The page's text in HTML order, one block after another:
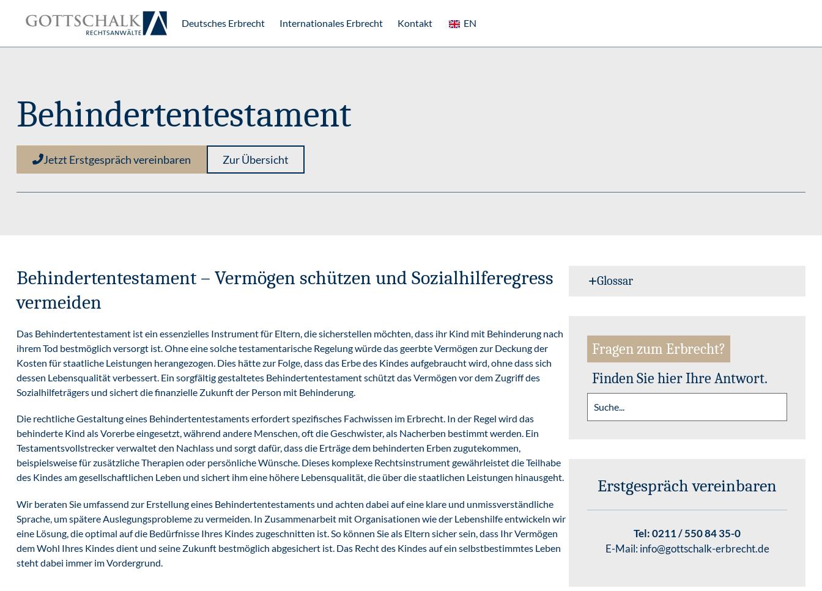
Deutsches Erbrecht Internationales Erbrecht Kontakt EN
Behindertentestament
Jetzt Erstgespräch vereinbaren Zur Übersicht
Behindertentestament – Vermögen schützen und Sozialhilferegress
vermeiden
Das Behindertentestament ist ein essenzielles Instrument für Eltern, die sicherstellen möchten, dass ihr Kind mit Behinderung nach
ihrem Tod bestmöglich versorgt ist. Ohne eine solche testamentarische Regelung würde das geerbte Vermögen zur Deckung der
Kosten für staatliche Leistungen herangezogen. Dies hätte zur Folge, dass das Erbe des Kindes aufgebraucht wird, ohne dass sich
dessen Lebensqualität verbessert. Ein sorgfältig gestaltetes Behindertentestament schützt das Vermögen vor dem Zugriff des
Sozialhilfeträgers und sichert die finanzielle Zukunft der Person mit Behinderung.
Die rechtliche Gestaltung eines Behindertentestaments erfordert spezifisches Fachwissen im Erbrecht. In der Regel wird das
behinderte Kind als Vorerbe eingesetzt, während andere Menschen, oft die Geschwister, als Nacherben bestimmt werden. Ein
Testamentsvollstrecker verwaltet den Nachlass und sorgt dafür, dass die Erträge dem behinderten Erben zugutekommen,
beispielsweise für zusätzliche Therapien oder persönliche Wünsche. Dieses komplexe Rechtsinstrument gewährleistet die Teilhabe
des Kindes am gesellschaftlichen Leben und sichert ihm eine höhere Lebensqualität, die über die staatlichen Leistungen hinausgeht.
Wir beraten Sie umfassend zur Erstellung eines Behindertentestaments und achten dabei auf eine klare und unmissverständliche
Sprache, um spätere Auslegungsprobleme zu vermeiden. In Zusammenarbeit mit Organisationen wie der Lebenshilfe entwickeln wir
eine Lösung, die optimal auf die Bedürfnisse Ihres Kindes zugeschnitten ist. So können Sie als Eltern sicher sein, dass Ihr Vermögen
dem Wohl Ihres Kindes dient und seine Zukunft bestmöglich abgesichert ist. Das Recht des Kindes auf ein selbstbestimmtes Leben
steht dabei immer im Vordergrund.
Glossar
Fragen zum Erbrecht?
Finden Sie hier Ihre Antwort.
Erstgespräch vereinbaren
Tel:0211 / 550 84 35-0
E-Mail: info@gottschalk-erbrecht.de